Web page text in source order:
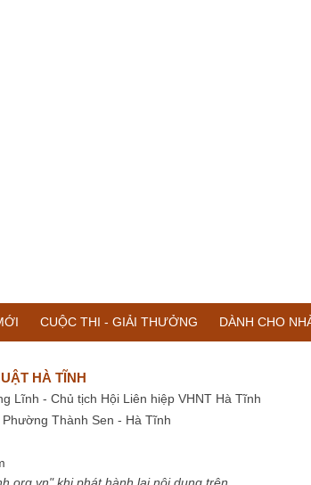
CUỘC THI - GIẢI THƯỞNG DÀNH CHO
HÀ TĨNH
Lĩnh - Chủ tịch Hội Liên hiệp VHNT Hà Tĩnh
Thành Sen - Hà Tĩnh